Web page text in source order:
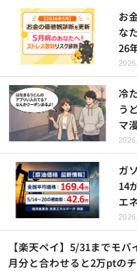
お
な
26
冷
う
マ
ガ
14
エ
【楽天ペイ】5/31までモ
月分と合わせると2万ptの